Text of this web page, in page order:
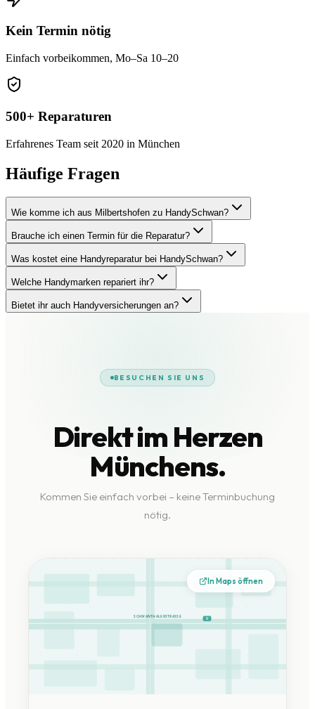
Kein Termin nötig
Einfach vorbeikommen, Mo–Sa 10–20
500+ Reparaturen
Erfahrenes Team seit 2020 in München
Häufige Fragen
Wie komme ich aus Milbertshofen zu HandySchwan?
Brauche ich einen Termin für die Reparatur?
Was kostet eine Handyreparatur bei HandySchwan?
Welche Handymarken repariert ihr?
Bietet ihr auch Handyversicherungen an?
BESUCHEN SIE UNS
Direkt im Herzen
Münchens.
Kommen Sie einfach vorbei – keine Terminbuchung
nötig.
SCHWANTHALERSTRASSE
U
In Maps öffnen